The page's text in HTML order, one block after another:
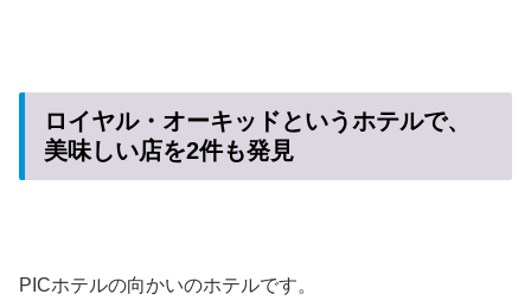
ロイヤル・オーキッドというホテルで、
美味しい店を2件も発見
PICホテルの向かいのホテルです。